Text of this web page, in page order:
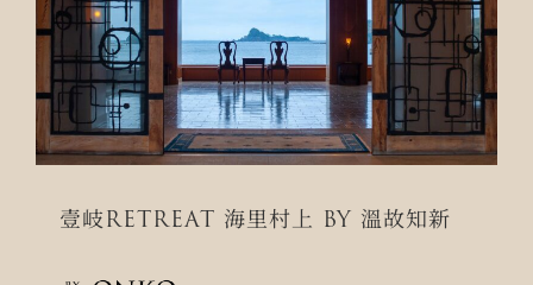
壹岐RETREAT 海里村上 BY 溫故知新